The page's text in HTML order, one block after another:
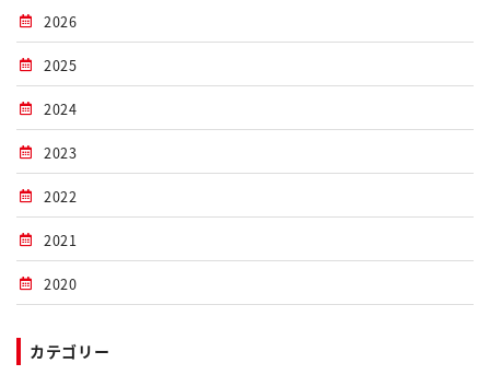
2026
2025
2024
2023
2022
2021
2020
カテゴリー